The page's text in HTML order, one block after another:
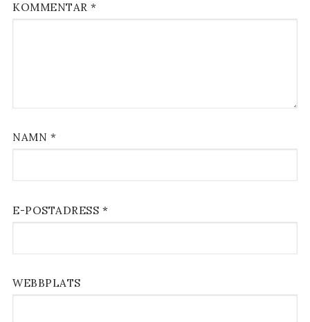
KOMMENTAR *
NAMN *
E-POSTADRESS *
WEBBPLATS